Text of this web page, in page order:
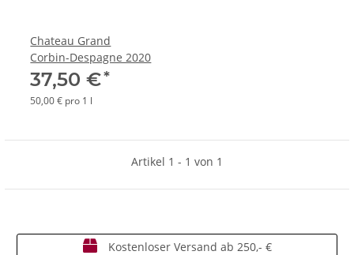
Chateau Grand
Corbin-Despagne 2020
37,50 €*
50,00 € pro 1 l
Artikel 1 - 1 von 1
Kostenloser Versand ab 250,- €